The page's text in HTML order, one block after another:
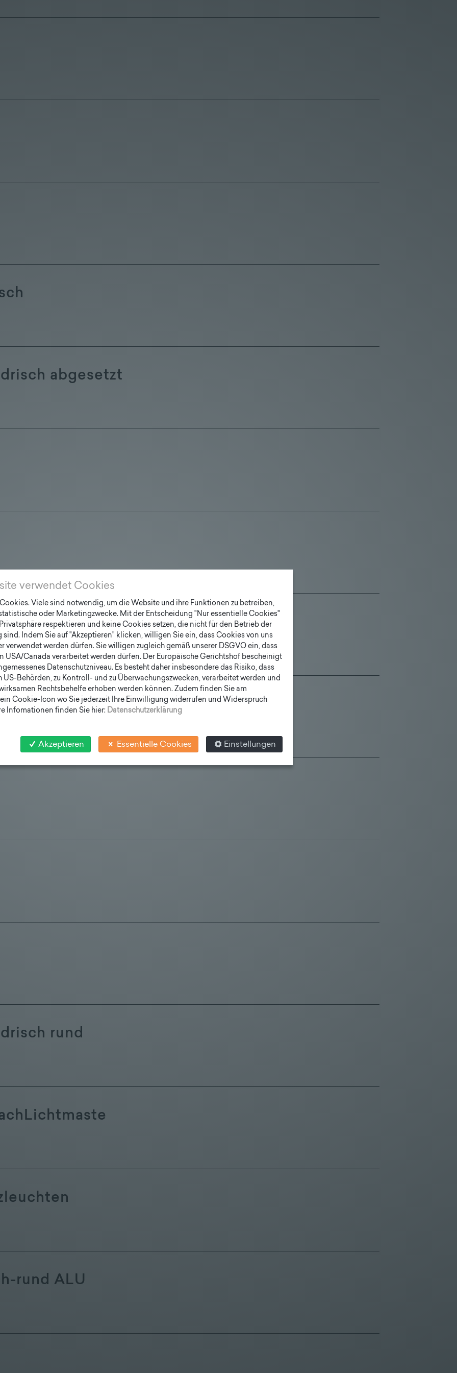
abgesetzt
PDF
rund
rund ALU
verwendet Cookies
Viele sind notwendig, um die Website und ihre Funktionen zu betreiben,
oder Marketingzwecke. Mit der Entscheidung "Nur essentielle Cookies"
respektieren und keine Cookies setzen, die nicht für den Betrieb der
sind. Indem Sie auf "Akzeptieren" klicken, willigen Sie ein, dass Cookies von uns
verwendet werden dürfen. Sie willigen zugleich gemäß unserer DSGVO ein, dass
USA/Canada verarbeitet werden dürfen. Der Europäische Gerichtshof bescheinigt
Datenschutzniveau. Es besteht daher insbesondere das Risiko, dass
US-Behörden, zu Kontroll- und zu Überwachungszwecken, verarbeitet werden und
Rechtsbehelfe erhoben werden können. Zudem finden Sie am
Cookie-Icon wo Sie jederzeit Ihre Einwilligung widerrufen und Widerspruch
Infomationen finden Sie hier: Datenschutzerklärung
Akzeptieren Essentielle Cookies Einstellungen